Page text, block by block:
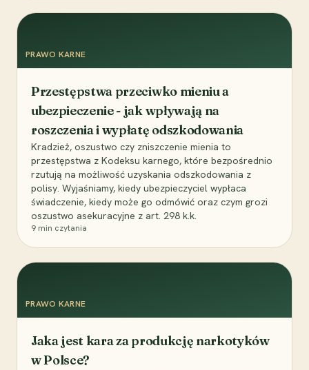
PRAWO KARNE
Przestępstwa przeciwko mieniu a
ubezpieczenie - jak wpływają na
roszczenia i wypłatę odszkodowania
Kradzież, oszustwo czy zniszczenie mienia to
przestępstwa z Kodeksu karnego, które bezpośrednio
rzutują na możliwość uzyskania odszkodowania z
polisy. Wyjaśniamy, kiedy ubezpieczyciel wypłaca
świadczenie, kiedy może go odmówić oraz czym grozi
oszustwo asekuracyjne z art. 298 k.k.
9 min czytania
PRAWO KARNE
Jaka jest kara za produkcję narkotyków
w Polsce?